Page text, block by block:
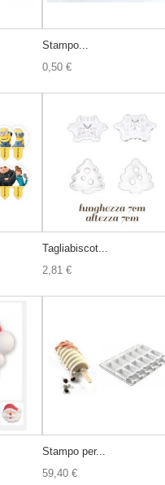
Stampo...
0,50 €
Tagliabiscot...
2,81 €
Stampo per...
59,40 €